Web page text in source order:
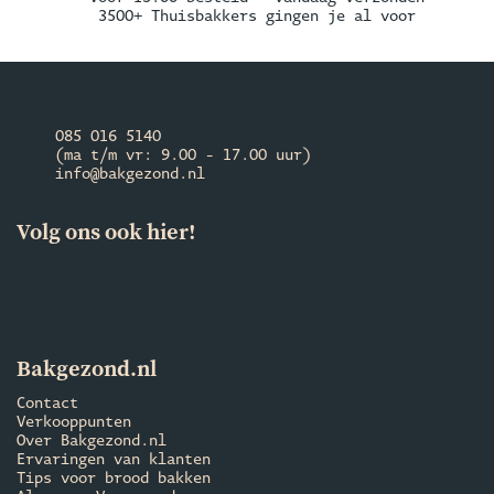
3500+ Thuisbakkers gingen je al voor
085 016 5140
(ma t/m vr: 9.00 - 17.00 uur)
info@bakgezond.nl
Volg ons ook hier!
Bakgezond.nl
Contact
Verkooppunten
Over Bakgezond.nl
Ervaringen van klanten
Tips voor brood bakken